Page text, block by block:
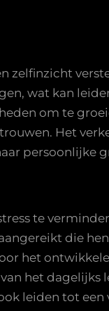
zelfinzicht
wat kan
om te
Het
persoonlijke
te
die
het
het dagelijks
leiden tot